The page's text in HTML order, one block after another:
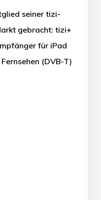
seiner tizi-
gebracht: tizi+
für iPad
(DVB-T)